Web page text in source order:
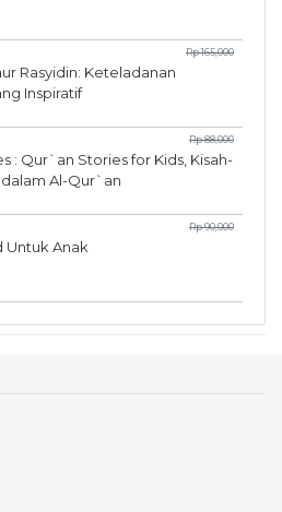
Rp 165,000
Rasyidin: Keteladanan
Inspiratif
Rp 88,000
: Qur`an Stories for Kids, Kisah-
dalam Al-Qur`an
Rp 90,000
Untuk Anak